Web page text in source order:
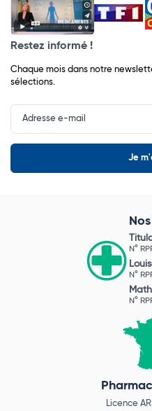
Restez informé !
Chaque mois dans notre
sélections.
Input
Newsletter
N°
N°
N°
Licence